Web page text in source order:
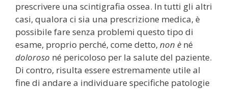
prescrivere una scintigrafia ossea. In tutti gli altri
casi, qualora ci sia una prescrizione medica, è
possibile fare senza problemi questo tipo di
esame, proprio perché, come detto, non è né
doloroso né pericoloso per la salute del paziente.
Di contro, risulta essere estremamente utile al
fine di andare a individuare specifiche patologie